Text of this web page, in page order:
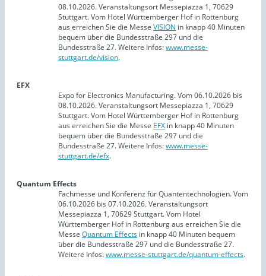
08.10.2026. Veranstaltungsort Messepiazza 1, 70629
Stuttgart. Vom Hotel Württemberger Hof in Rottenburg
aus erreichen Sie die Messe VISION in knapp 40 Minuten
bequem über die Bundesstraße 297 und die
Bundesstraße 27. Weitere Infos:www.messe-
stuttgart.de/vision.
EFX
Expo for Electronics Manufacturing. Vom 06.10.2026 bis
08.10.2026. Veranstaltungsort Messepiazza 1, 70629
Stuttgart. Vom Hotel Württemberger Hof in Rottenburg
aus erreichen Sie die Messe EFX in knapp 40 Minuten
bequem über die Bundesstraße 297 und die
Bundesstraße 27. Weitere Infos:www.messe-
stuttgart.de/efx.
Quantum Effects
Fachmesse und Konferenz für Quantentechnologien. Vom
06.10.2026 bis 07.10.2026. Veranstaltungsort
Messepiazza 1, 70629 Stuttgart. Vom Hotel
Württemberger Hof in Rottenburg aus erreichen Sie die
Messe Quantum Effects in knapp 40 Minuten bequem
über die Bundesstraße 297 und die Bundesstraße 27.
Weitere Infos:www.messe-stuttgart.de/quantum-effects.